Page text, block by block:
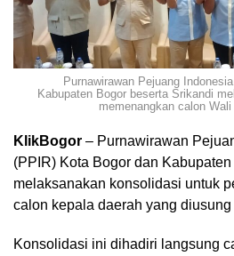
Purnawirawan Pejuang
Kabupaten Bogor beserta Srikandi
memenangkan calon
KlikBogor – Purnawirawan
(PPIR) Kota Bogor dan
melaksanakan konsolidasi untuk
calon kepala daerah yang
Konsolidasi ini dihadiri langsung